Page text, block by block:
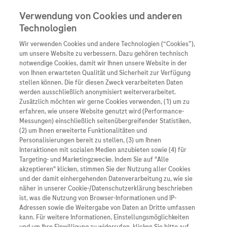
Unternehmen
Übersicht
Wer wir sind
Was uns antreibt
Unsere Standorte
Roche Stories
Events
Innovation
Übersicht
Forschung
Personalisierte
Digitalisierung
Blog Zukunftslabor
Übersicht
Unser Service für
Informationen zu
Diagnostik ist
Klinische Studien
Arzneimittel
Übersicht
Arzneimittel A-Z
Roche Pipeline
Roche Fachportal
Diagnostik
Kontakt
Presse
Karriere
Verwendung von Cookies und anderen
Technologien
Wir verwenden Cookies und andere Technologien (“Cookies”),
um unsere Website zu verbessern. Dazu gehören technisch
notwendige Cookies, damit wir Ihnen unsere Website in der
von Ihnen erwarteten Qualität und Sicherheit zur Verfügung
stellen können. Die für diesen Zweck verarbeiteten Daten
werden ausschließlich anonymisiert weiterverarbeitet.
Zusätzlich möchten wir gerne Cookies verwenden, (1) um zu
erfahren, wie unsere Website genutzt wird (Performance-
Messungen) einschließlich seitenübergreifender Statistiken,
(2) um Ihnen erweiterte Funktionalitäten und
Personalisierungen bereit zu stellen, (3) um Ihnen
Interaktionen mit sozialen Medien anzubieten sowie (4) für
Targeting- und Marketingzwecke. Indem Sie auf "Alle
akzeptieren" klicken, stimmen Sie der Nutzung aller Cookies
und der damit einhergehenden Datenverarbeitung zu, wie sie
näher in unserer Cookie-/Datenschutzerklärung beschrieben
ist, was die Nutzung von Browser-Informationen und IP-
Adressen sowie die Weitergabe von Daten an Dritte umfassen
kann. Für weitere Informationen, Einstellungsmöglichkeiten